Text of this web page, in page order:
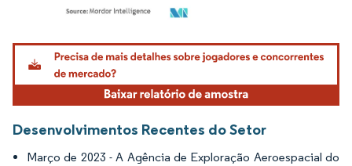
Imagem © Mordor Intelligence. O reuso requer atribuição conforme CC BY 4.0.
Desenvolvimentos Recentes do Setor
Março de 2023 - A Agência de Exploração Aeroespacial do